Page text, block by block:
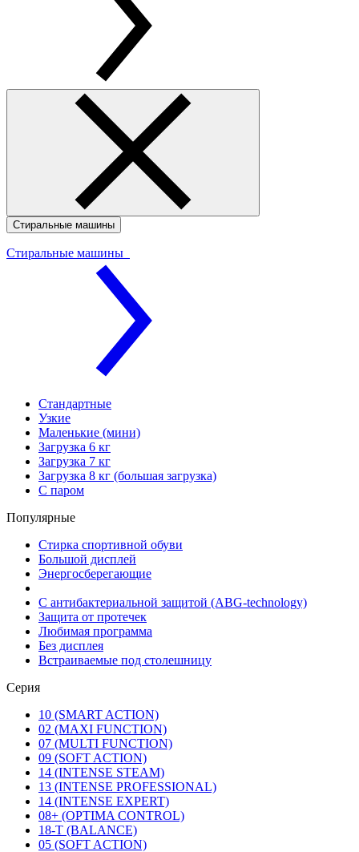
Стиральные машины
Стиральные машины
Стандартные
Узкие
Маленькие (мини)
Загрузка 6 кг
Загрузка 7 кг
Загрузка 8 кг (большая загрузка)
С паром
Популярные
Стирка спортивной обуви
Большой дисплей
Энергосберегающие
С антибактериальной защитой (ABG-technology)
Защита от протечек
Любимая программа
Без дисплея
Встраиваемые под столешницу
Серия
10 (SMART ACTION)
02 (MAXI FUNCTION)
07 (MULTI FUNCTION)
09 (SOFT ACTION)
14 (INTENSE STEAM)
13 (INTENSE PROFESSIONAL)
14 (INTENSE EXPERT)
08+ (OPTIMA CONTROL)
18-T (BALANCE)
05 (SOFT ACTION)